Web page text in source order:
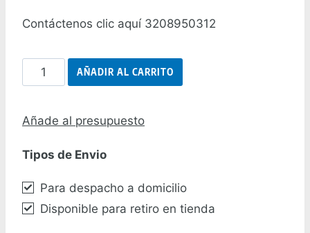
Contáctenos clic aquí 3208950312
Barrera
Vehicular
Ditec
metros
Muy
Intensivo
AÑADIR AL CARRITO
Añade al presupuesto
Tipos de Envio
Para despacho a domicilio
Disponible para retiro en tienda